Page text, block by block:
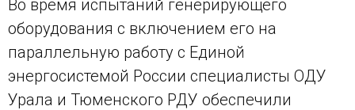
Во время испытаний генерирующего
оборудования с включением его на
параллельную работу с Единой
энергосистемой России специалисты ОДУ
Урала и Тюменского РДУ обеспечили